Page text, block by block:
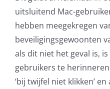
uitsluitend Mac-
hebben meegekregen
beveiligingsgewoonten
als dit niet het geval is,
gebruikers te
‘bij twijfel niet klikken’